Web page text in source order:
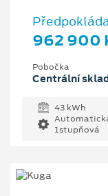
962 900
Pobočka
Centrální
43 kWh
1stupňová